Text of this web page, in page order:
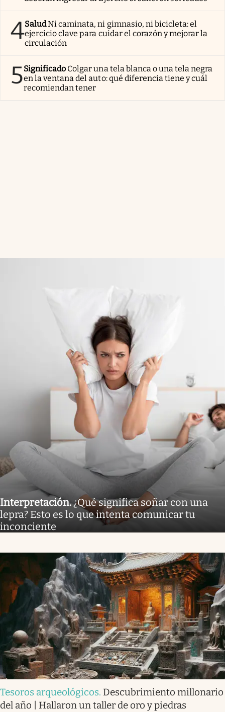
4SaludNi caminata, ni gimnasio, ni bicicleta: el
ejercicio clave para cuidar el corazón y mejorar la
circulación
5Significado Colgar una tela blanca o una tela negra
en la ventana del auto: qué diferencia tiene y cuál
recomiendan tener
Interpretación.¿Qué significa soñar con una
lepra? Esto es lo que intenta comunicar tu
inconciente
Tesoros arqueológicos. Descubrimiento millonario
del año | Hallaron un taller de oro y piedras